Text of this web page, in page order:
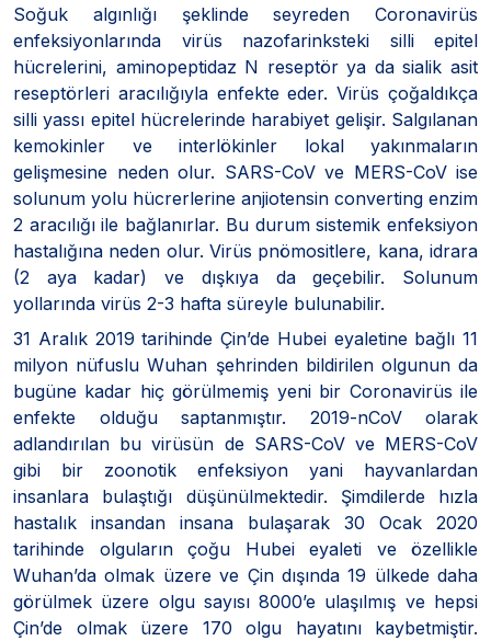
Soğuk algınlığı şeklinde seyreden Coronavirüs
enfeksiyonlarında virüs nazofarinksteki silli epitel
hücrelerini, aminopeptidaz N reseptör ya da sialik asit
reseptörleri aracılığıyla enfekte eder. Virüs çoğaldıkça
silli yassı epitel hücrelerinde harabiyet gelişir. Salgılanan
kemokinler ve interlökinler lokal yakınmaların
gelişmesine neden olur. SARS-CoV ve MERS-CoV ise
solunum yolu hücrerlerine anjiotensin converting enzim
2 aracılığı ile bağlanırlar. Bu durum sistemik enfeksiyon
hastalığına neden olur. Virüs pnömositlere, kana, idrara
(2 aya kadar) ve dışkıya da geçebilir. Solunum
yollarında virüs 2-3 hafta süreyle bulunabilir.
31 Aralık 2019 tarihinde Çin’de Hubei eyaletine bağlı 11
milyon nüfuslu Wuhan şehrinden bildirilen olgunun da
bugüne kadar hiç görülmemiş yeni bir Coronavirüs ile
enfekte olduğu saptanmıştır. 2019-nCoV olarak
adlandırılan bu virüsün de SARS-CoV ve MERS-CoV
gibi bir zoonotik enfeksiyon yani hayvanlardan
insanlara bulaştığı düşünülmektedir. Şimdilerde hızla
hastalık insandan insana bulaşarak 30 Ocak 2020
tarihinde olguların çoğu Hubei eyaleti ve özellikle
Wuhan’da olmak üzere ve Çin dışında 19 ülkede daha
görülmek üzere olgu sayısı 8000’e ulaşılmış ve hepsi
Çin’de olmak üzere 170 olgu hayatını kaybetmiştir.